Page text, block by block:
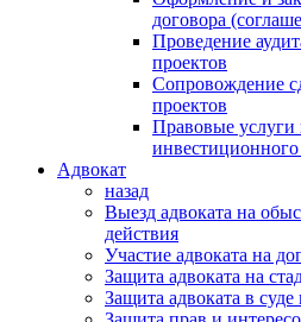
договора
Проведение
проектов
Сопровождение
проектов
Правовые услуги
инвестиционного
Адвокат
назад
Выезд адвоката на
действия
Участие адвоката на
Защита адвоката на
Защита адвоката в